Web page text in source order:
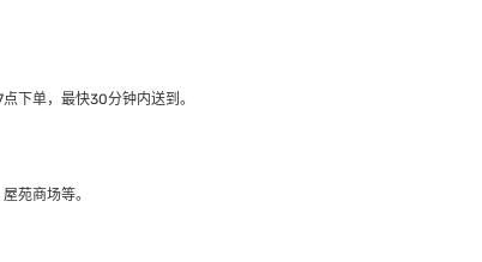
下单，最快30分钟内送到​。
苑商场等。